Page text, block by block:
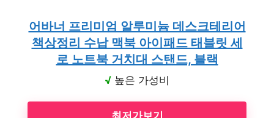
어바너 프리미엄 알루미늄 데스크테리어
책상정리 수납 맥북 아이패드 태블릿 세
로 노트북 거치대 스탠드, 블랙
√ 높은 가성비